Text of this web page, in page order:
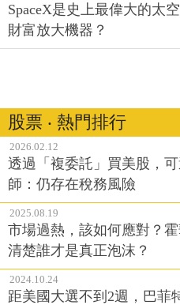
SpaceX是史上最偉大的太
財富放大機器？
股票 ‧ 熱門排行
2026.02.12
透過「複委託」買美股，
師：仍存在稅務風險
2025.08.19
市場過熱，該如何應對？
清楚誰才是真正泡沫？
2024.10.24
距美國大選不到2週，巴菲